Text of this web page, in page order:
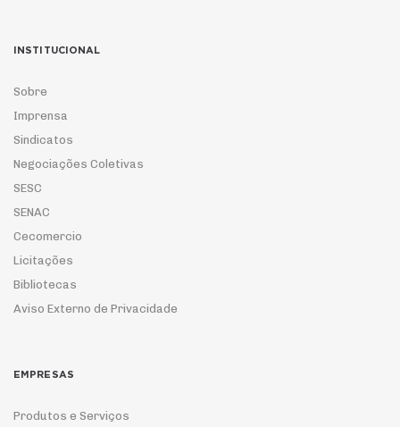
INSTITUCIONAL
Sobre
Imprensa
Sindicatos
Negociações Coletivas
SESC
SENAC
Cecomercio
Licitações
Bibliotecas
Aviso Externo de Privacidade
EMPRESAS
Produtos e Serviços